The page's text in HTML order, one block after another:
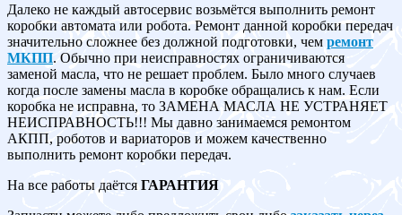
Далеко не каждый автосервис возьмётся выполнить ремонт
коробки автомата или робота. Ремонт данной коробки передач
значительно сложнее без должной подготовки, чем ремонт
МКПП. Обычно при неисправностях ограничиваются
заменой масла, что не решает проблем. Было много случаев
когда после замены масла в коробке обращались к нам. Если
коробка не исправна, то ЗАМЕНА МАСЛА НЕ УСТРАНЯЕТ
НЕИСПРАВНОСТЬ!!! Мы давно занимаемся ремонтом
АКПП, роботов и вариаторов и можем качественно
выполнить ремонт коробки передач.
На все работы даётсяГАРАНТИЯ